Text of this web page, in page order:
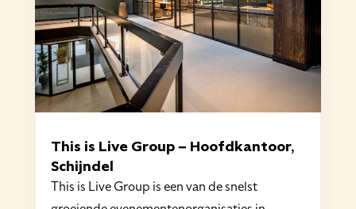
This is Live Group – Hoofdkantoor,
Schijndel
This is Live Group is een van de snelst